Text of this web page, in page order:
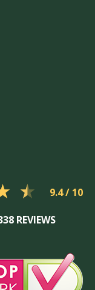
9.4
REVIEWS